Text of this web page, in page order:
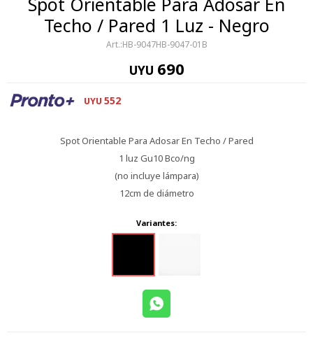
Techo / Pared 1 Luz - Negro
HB-9047HB-9047-01B
UYU 690
UYU 552
Spot Orientable Para Adosar En Techo / Pared
1 luz Gu10 Bco/ng
(no incluye lámpara)
12cm de diámetro
Variantes: